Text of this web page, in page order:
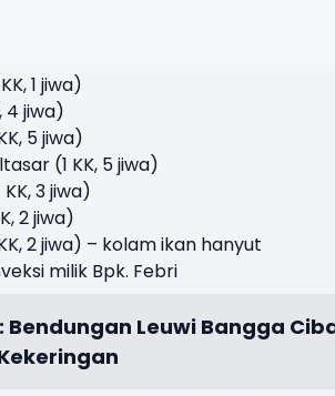
1 jiwa)
4 jiwa)
5 jiwa)
(1 KK, 5 jiwa)
3 jiwa)
2 jiwa)
2 jiwa) – kolam ikan hanyut
milik Bpk. Febri
Bendungan Leuwi Bangga